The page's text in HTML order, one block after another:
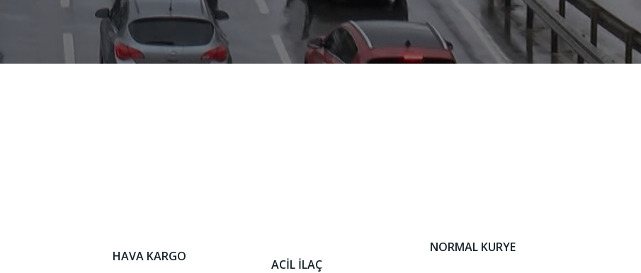
HAVA KARGO
ACİL İLAÇ
NORMAL KURYE